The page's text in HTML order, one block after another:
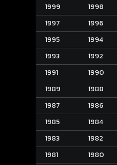
1999
1998
1997
1996
1995
1994
1993
1992
1991
1990
1989
1988
1987
1986
1985
1984
1983
1982
1981
1980